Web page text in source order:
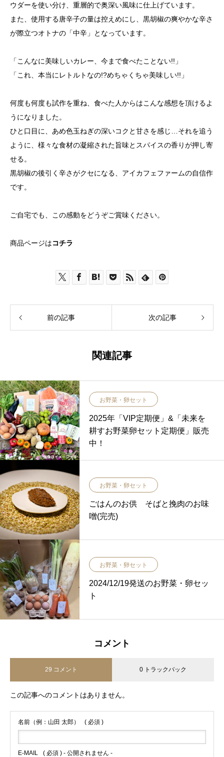
ウダーを使い分け、重層的で奥深い風味に仕上げています。
また、使用する唐辛子の量は控えめにし、黒胡椒の爽やかな辛さ
が際立つオトナの「中辛」となっています。
「こんなに美味しいカレー、今まで食べたことない!!」
「これ、本当にレトルトなの!?めちゃくちゃ美味しい!!」
何度も何度も試作を重ね、食べた人からはこんな感想を頂けるよ
うになりました。
ひと口目に、あめ色玉ねぎの深いコクと甘さを感じ…それを追う
ように、様々な食材の凝縮された旨味とスパイスの香りが押し寄
せる。
黒胡椒の後引く辛さがクセになる、アイカフェファームの自信作
です。
ご自宅でも、この感動をどうぞご賞味ください。
商品ページはコチラ
前の記事 次の記事
関連記事
お野菜・卵セット
2025年「VIP定期便」&「未来を
耕すお野菜卵セット定期便」販売
中！
お野菜・卵セット
ごはんのお供 そばと挽肉のお味
噌(完売)
お野菜・卵セット
2024/12/19発送のお野菜・卵セッ
ト
コメント
29 コメント 0 トラックバック
この記事へのコメントはありません。
名前（例：山田 太郎） ( 必須 )
E-MAIL ( 必須 ) - 公開されません -